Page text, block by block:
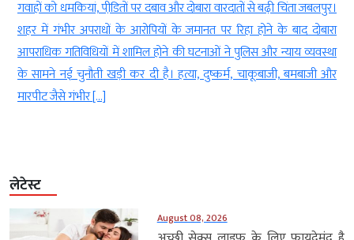
जबलपुर। उच्च न्यायालय में बहुचर्चित 27 प्रतिशत ओबीसी आरक्षण से जुड़े मामलों
की सुनवाई अब पूरी हो चुकी है। अदालत की डिवीजन बेंच ने लगातार 15 दिनों तक
चली लंबी और विस्तृत बहस के बाद इस महत्वपूर्ण मामले में अपना निर्णय सुरक्षित
रख लिया है। इस फैसले पर पूरे प्रदेश के युवाओं और अभ्यर्थियों की […]
लेटेस्ट
August 08, 2026